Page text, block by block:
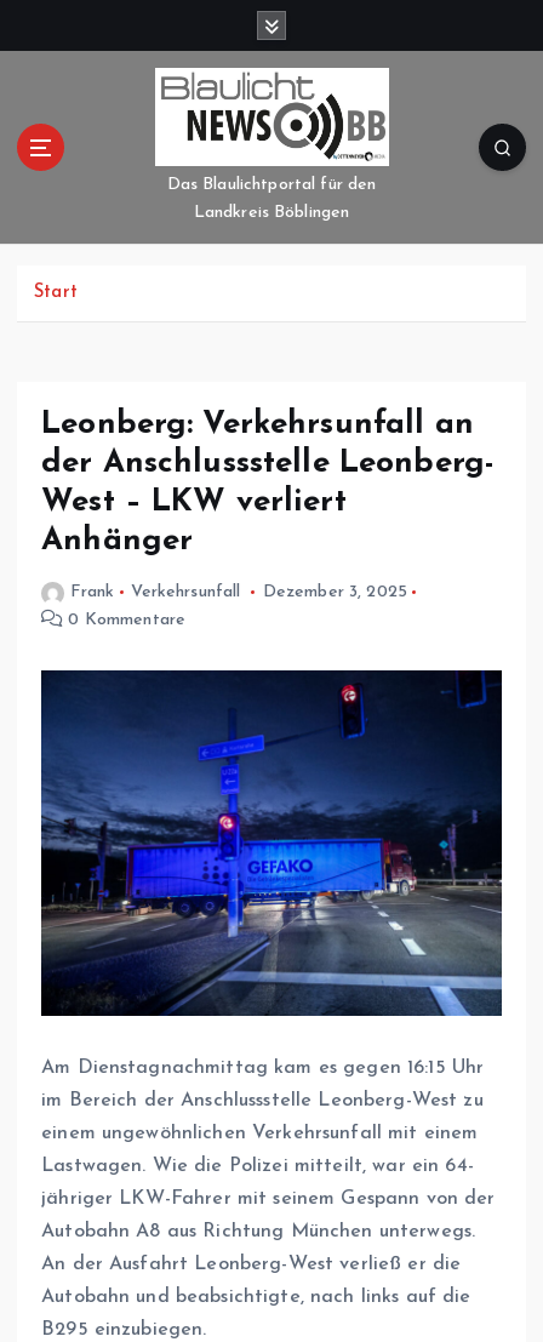
Das Blaulichtportal für den
Landkreis Böblingen
Start
Leonberg: Verkehrsunfall an
der Anschlussstelle Leonberg-
West – LKW verliert
Anhänger
Frank Verkehrsunfall
Dezember 3, 2025
0 Kommentare
Am Dienstagnachmittag kam es gegen 16:15 Uhr
im Bereich der Anschlussstelle Leonberg-West zu
einem ungewöhnlichen Verkehrsunfall mit einem
Lastwagen. Wie die Polizei mitteilt, war ein 64-
jähriger LKW-Fahrer mit seinem Gespann von der
Autobahn A8 aus Richtung München unterwegs.
An der Ausfahrt Leonberg-West verließ er die
Autobahn und beabsichtigte, nach links auf die
B295 einzubiegen.